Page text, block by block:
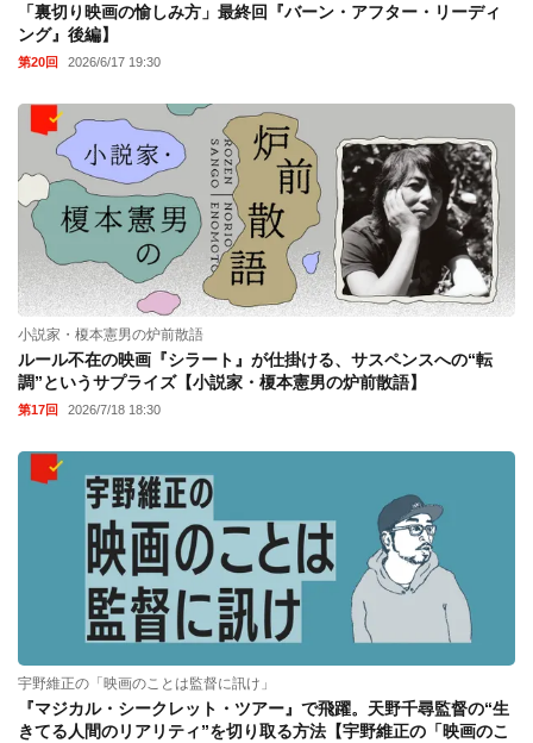
「裏切り映画の愉しみ方」最終回『バーン・アフター・リーディ
ング』後編】
第20回 2026/6/17 19:30
小説家・榎本憲男の炉前散語
ルール不在の映画『シラート』が仕掛ける、サスペンスへの“転
調”というサプライズ【小説家・榎本憲男の炉前散語】
第17回 2026/7/18 18:30
宇野維正の「映画のことは監督に訊け」
『マジカル・シークレット・ツアー』で飛躍。天野千尋監督の“生
きてる人間のリアリティ”を切り取る方法【宇野維正の「映画のこ